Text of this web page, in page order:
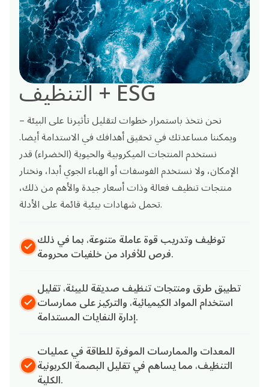
التنظيف + ESG
نحن نتخذ باستمرار خطوات لتقليل تأثيرنا على البيئة –
ويمكننا مساعدتك في تحقيق أهدافك في الاستدامة أيضا.
نستخدم المنتجات الميكروبية والحيوية (الخضراء) قدر
الإمكان، ولا نستخدم الفوسفات أو الهباء الجوي أبدا، ونختار
منتجات تنظيف فعالة وذات أسعار جيدة والأهم من ذلك،
تحمل شهادات بيئية قائمة على الأدلة.
توظيف وتدريب قوة عاملة متنوعة، بما في ذلك
فرص للأفراد من خلفيات محرومة.
تطبيق طرق ومنتجات تنظيف صديقة للبيئة، تقليل
استخدام المواد الكيميائية، والتركيز على ممارسات
إدارة النفايات المستدامة.
المعدات والممارسات الموفرة للطاقة في عمليات
التنظيف، مما يساهم في تقليل البصمة الكربونية
الكلية.